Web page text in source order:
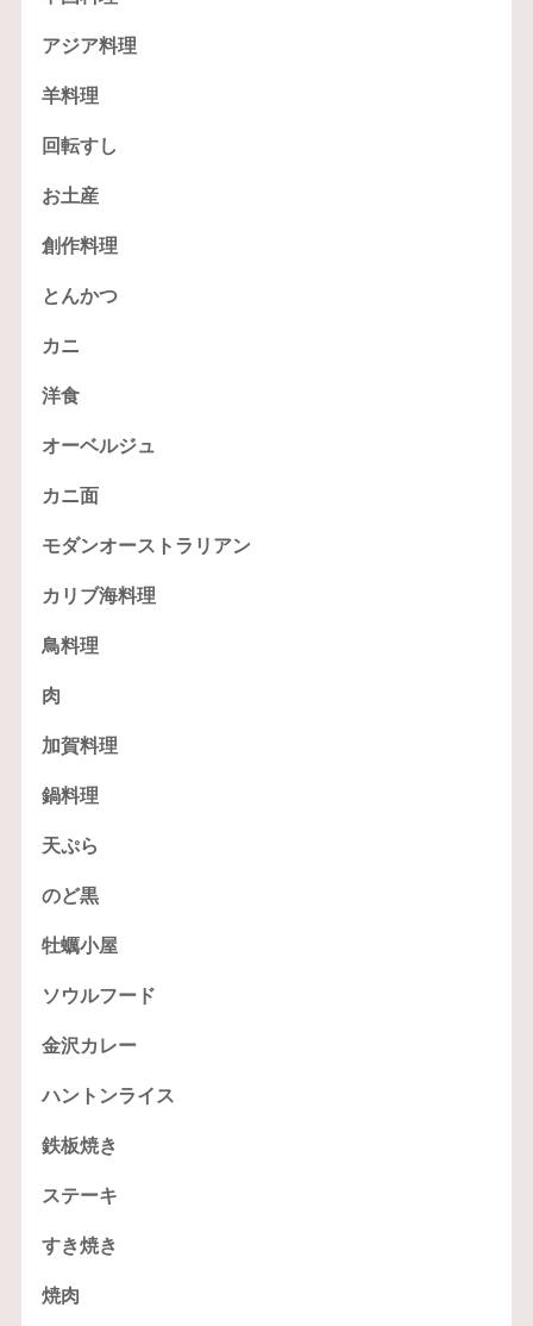
アジア料理
羊料理
回転すし
お土産
創作料理
とんかつ
カニ
洋食
オーベルジュ
カニ面
モダンオーストラリアン
カリブ海料理
鳥料理
肉
加賀料理
鍋料理
天ぷら
のど黒
牡蠣小屋
ソウルフード
金沢カレー
ハントンライス
鉄板焼き
ステーキ
すき焼き
焼肉